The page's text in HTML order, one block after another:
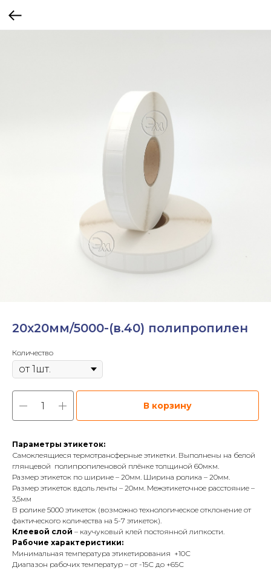
20х20мм/5000-(в.40) полипропилен
Количество
В корзину
Параметры этикеток:
Самоклеящиеся термотрансферные этикетки. Выполнены на белой
глянцевой полипропиленовой плёнке толщиной 60мкм.
Размер этикеток по ширине – 20мм. Ширина ролика – 20мм.
Размер этикеток вдоль ленты – 20мм. Межэтикеточное расстояние –
3,5мм
В ролике 5000 этикеток (возможно технологическое отклонение от
фактического количества на 5-7 этикеток).
Клеевой слой – каучуковый клей постоянной липкости.
Рабочие характеристики:
Минимальная температура этикетирования +10С
Диапазон рабочих температур – от -15С до +65С